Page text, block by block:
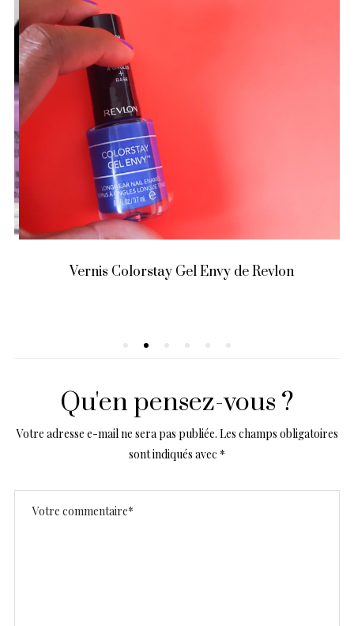
Vernis Colorstay Gel Envy de Revlon
Qu'en pensez-vous ?
Votre adresse e-mail ne sera pas publiée. Les champs obligatoires
sont indiqués avec *